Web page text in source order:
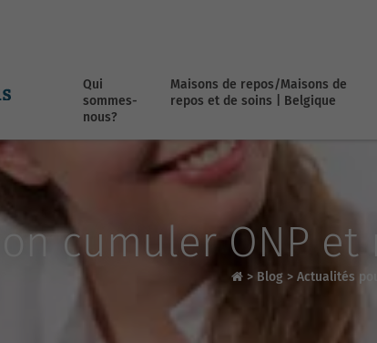
Qui
sommes-
nous?
Maisons de repos/Maisons de
repos et de soins | Belgique
on cumuler ONP
> Blog> Actualités